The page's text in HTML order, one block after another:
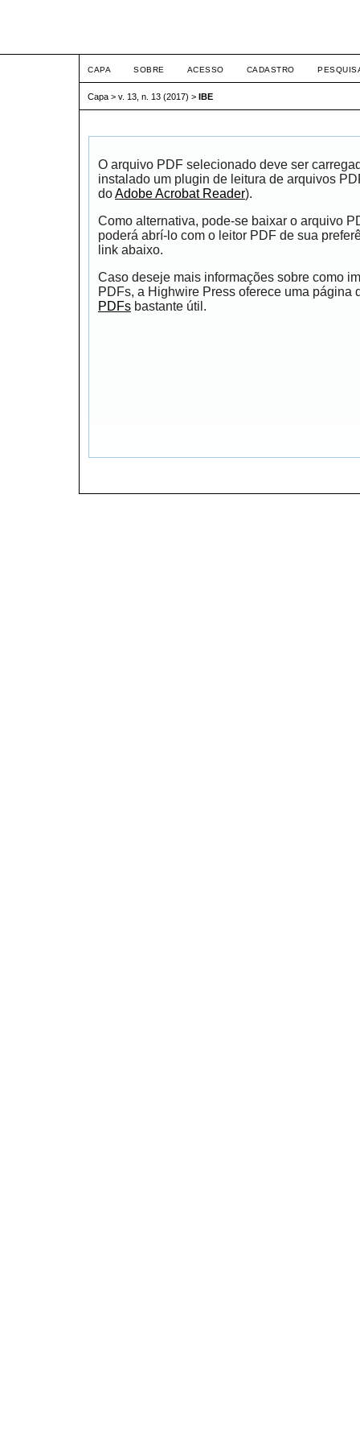
CAPA SOBRE ACESSO CADASTRO
Capa > v. 13, n. 13 (2017) > IBE
O arquivo PDF selecionado deve ser
instalado um plugin de leitura de arquivos
doAdobe Acrobat Reader).
Como alternativa, pode-se baixar o arquivo
poderá abrí-lo com o leitor PDF de sua
link abaixo.
Caso deseje mais informações sobre como
PDFs, a Highwire Press oferece uma página
PDFs bastante útil.